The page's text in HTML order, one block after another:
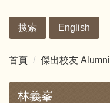
搜索 English
首頁 傑出校友 Alumni
林義峯